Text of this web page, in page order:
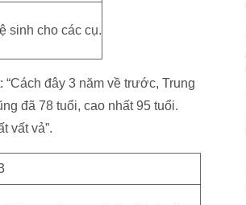
sinh cho các cụ.
đây 3 năm về trước, Trung
đã 78 tuổi, cao nhất 95 tuổi.
vất vả”.